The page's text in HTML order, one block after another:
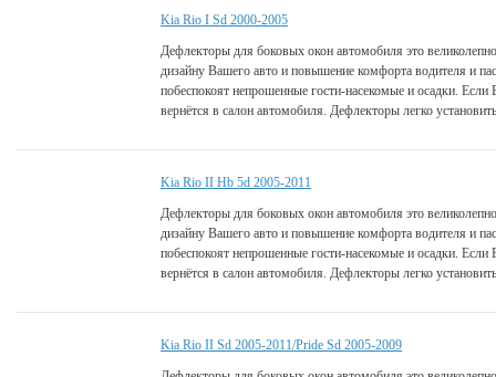
Kia Rio I Sd 2000-2005
Дефлекторы для боковых окон автомобиля это
дизайну Вашего авто и повышение комфорта водителя и
побеспокоят непрошенные гости-насекомые и осадки.
вернётся в салон автомобиля. Дефлекторы легко
Kia Rio II Hb 5d 2005-2011
Дефлекторы для боковых окон автомобиля это
дизайну Вашего авто и повышение комфорта водителя и
побеспокоят непрошенные гости-насекомые и осадки.
вернётся в салон автомобиля. Дефлекторы легко
Kia Rio II Sd 2005-2011/Pride Sd 2005-2009